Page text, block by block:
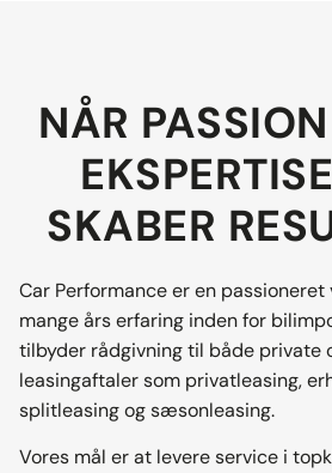
NÅR
SKABER
Car Performance er en
mange års erfaring inden for
tilbyder rådgivning til både private
leasingaftaler som privatleasing,
splitleasing og sæsonleasing.
Vores mål er at levere service i